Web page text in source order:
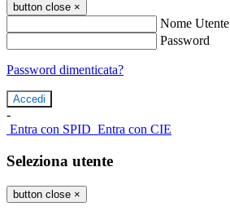
button close ×
Nome Utente
Password
Password dimenticata?
-
Entra con SPID Entra con CIE
Seleziona utente
button close ×